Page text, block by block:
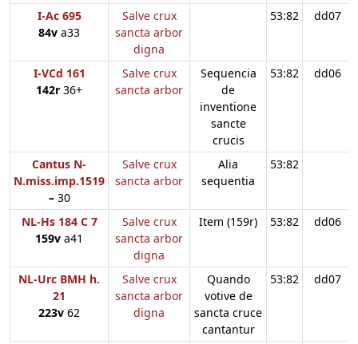
I-Ac 695
84v a33
Salve crux
sancta arbor
digna
53:82 dd07
I-VCd 161
142r 36+
Salve crux
sancta arbor
Sequencia
de
inventione
sancte
crucis
53:82 dd06
Cantus N-
N.miss.imp.1519
–30
Salve crux
sancta arbor
Alia
sequentia
53:82
NL-Hs 184 C 7
159v a41
Salve crux
sancta arbor
digna
Item (159r) 53:82 dd06
NL-Urc BMH h.
21
223v 62
Salve crux
sancta arbor
digna
Quando
votive de
sancta cruce
cantantur
53:82 dd07